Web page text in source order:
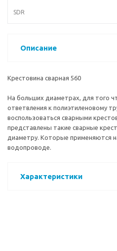
SDR
Описание
Крестовина сварная 560
На больших диаметрах, для того
ответвления к полиэтиленовому
воспользоваться сварными
представлены такие сварные
диаметру. Которые применяются
водопроводе.
Характеристики